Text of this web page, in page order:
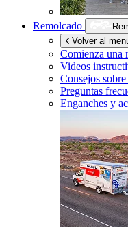
Remolcado
Volver al
Comienza una
Videos
Consejos
Preguntas
Enganches y